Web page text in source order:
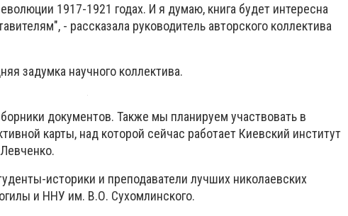
1917-1921 годах. И я думаю, книга будет интересна
- рассказала руководитель авторского коллектива
задумка научного коллектива.
документов. Также мы планируем участвовать в
карты, над которой сейчас работает Киевский институт
историки и преподаватели лучших николаевских
и ННУ им. В.О. Сухомлинского.